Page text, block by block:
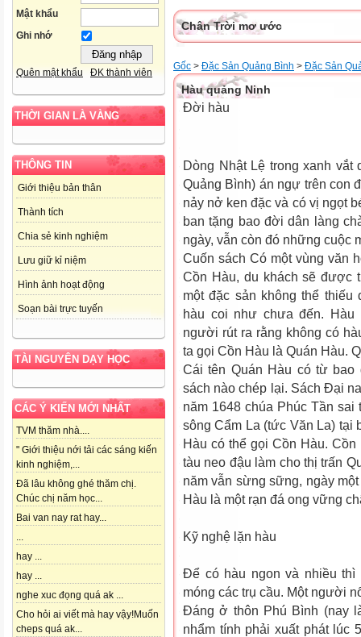
Mật khẩu
Ghi nhớ
Quên mật khẩu ĐK thành viên
THỜI GIAN LÀ VÀNG
THÔNG TIN
Giới thiệu bản thân
Thành tích
Chia sẻ kinh nghiệm
Lưu giữ kỉ niệm
Hình ảnh hoạt động
Soạn bài trực tuyến
TÀI NGUYÊN DẠY HỌC
CÁC Ý KIẾN MỚI NHẤT
TVM thăm nhà....
" Giới thiệu nới tải các sáng kiến
kinh nghiệm,...
Đã lâu không ghé thăm chị.
Chúc chị năm học...
Bai van nay rat hay...
...
hay ...
hay ...
nghe xuc đọng quá ak ...
Cho hỏi ai viết mà hay vậy!Muốn
cheps quá ak...
Chân Trời mơ ước
Gốc > Đặc Sản Quảng Bình > Đặc Sản
Hàu quảng Ninh
Đời hàu
Dòng Nhật Lệ trong xanh vắt
Quảng Bình) án ngự trên con
nảy nở ken đặc và có vị ngọt
ban tặng bao đời dân làng
ngày, vẫn còn đó những cuộc
Cuốn sách Có một vùng văn
Cồn Hàu, du khách sẽ được
một đặc sản không thể
hàu coi như chưa đến.
người rút ra rằng không có
ta gọi Cồn Hàu là Quán Hàu.
Cái tên Quán Hàu có từ
sách nào chép lại. Sách Đại
năm 1648 chúa Phúc Tần
sông Cẩm La (tức Văn La) tại
Hàu có thể gọi Cồn Hàu.
tàu neo đậu làm cho thị trấn
năm vẫn sừng sững, ngày
Hàu là một rạn đá ong vững
Kỹ nghệ lặn hàu
Để có hàu ngon và nhiều
móng các trụ cầu. Một người
Đáng ở thôn Phú Bình (nay
nhẩm tính phải xuất phát lúc